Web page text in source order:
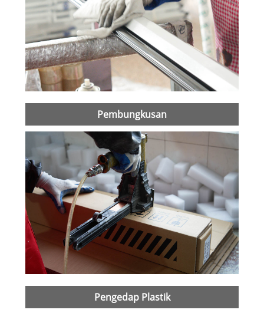
Pembungkusan
Pengedap Plastik